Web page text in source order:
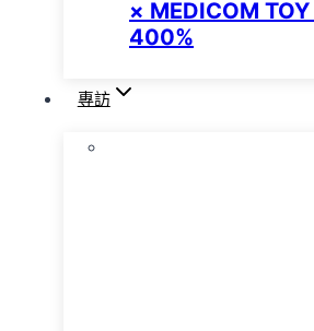
× MEDICOM TOY
400%
專訪